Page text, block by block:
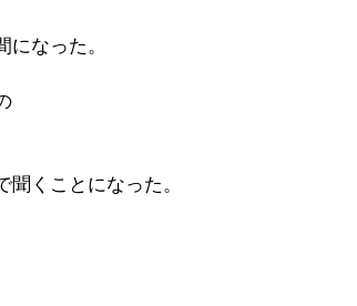
なった。
くことになった。